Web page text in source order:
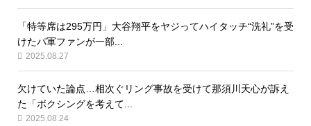
「特等席は295万円」大谷翔平をヤジってハイタッチ“洗礼”を受
けたパ軍ファンが一部...
2025.08.27
欠けていた論点…相次ぐリング事故を受けて那須川天心が訴え
た「ボクシングを考えて...
2025.08.24